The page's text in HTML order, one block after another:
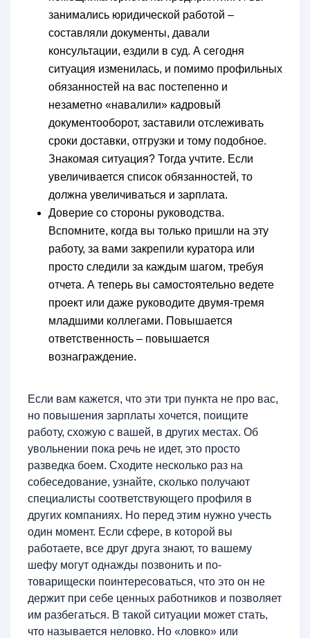
занимались юридической работой –
составляли документы, давали
консультации, ездили в суд. А сегодня
ситуация изменилась, и помимо профильных
обязанностей на вас постепенно и
незаметно «навалили» кадровый
документооборот, заставили отслеживать
сроки доставки, отгрузки и тому подобное.
Знакомая ситуация? Тогда учтите. Если
увеличивается список обязанностей, то
должна увеличиваться и зарплата.
Доверие со стороны руководства.
Вспомните, когда вы только пришли на эту
работу, за вами закрепили куратора или
просто следили за каждым шагом, требуя
отчета. А теперь вы самостоятельно ведете
проект или даже руководите двумя-тремя
младшими коллегами. Повышается
ответственность – повышается
вознаграждение.
Если вам кажется, что эти три пункта не про вас,
но повышения зарплаты хочется, поищите
работу, схожую с вашей, в других местах. Об
увольнении пока речь не идет, это просто
разведка боем. Сходите несколько раз на
собеседование, узнайте, сколько получают
специалисты соответствующего профиля в
других компаниях. Но перед этим нужно учесть
один момент. Если сфере, в которой вы
работаете, все друг друга знают, то вашему
шефу могут однажды позвонить и по-
товарищески поинтересоваться, что это он не
держит при себе ценных работников и позволяет
им разбегаться. В такой ситуации может стать,
что называется неловко. Но «ловко» или